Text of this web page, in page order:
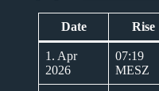
Date Rise
1. Apr
2026
07:19
MESZ